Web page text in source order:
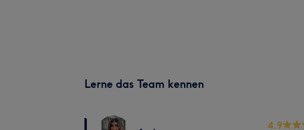
Lerne das Team kennen
4.9